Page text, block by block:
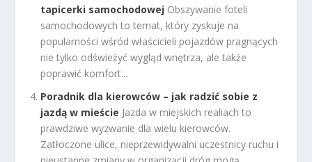
tapicerki samochodowej Obszywanie foteli
samochodowych to temat, który zyskuje na
popularności wśród właścicieli pojazdów pragnących
nie tylko odświeżyć wygląd wnętrza, ale także
poprawić komfort...
Poradnik dla kierowców – jak radzić sobie z
jazdą w mieście Jazda w miejskich realiach to
prawdziwe wyzwanie dla wielu kierowców.
Zatłoczone ulice, nieprzewidywalni uczestnicy ruchu i